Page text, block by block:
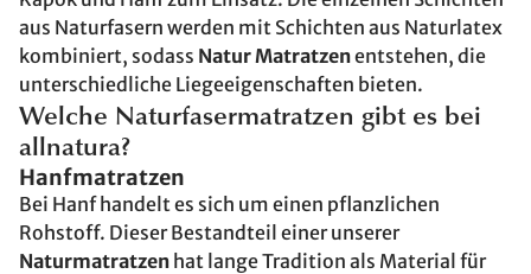
aus Naturfasern werden mit Schichten aus Naturlatex
kombiniert, sodass Natur Matratzenentstehen, die
unterschiedliche Liegeeigenschaften bieten.
Welche Naturfasermatratzen gibt es bei
allnatura?
Hanfmatratzen
Bei Hanf handelt es sich um einen pflanzlichen
Rohstoff. Dieser Bestandteil einer unserer
Naturmatratzen hat lange Tradition als Material für